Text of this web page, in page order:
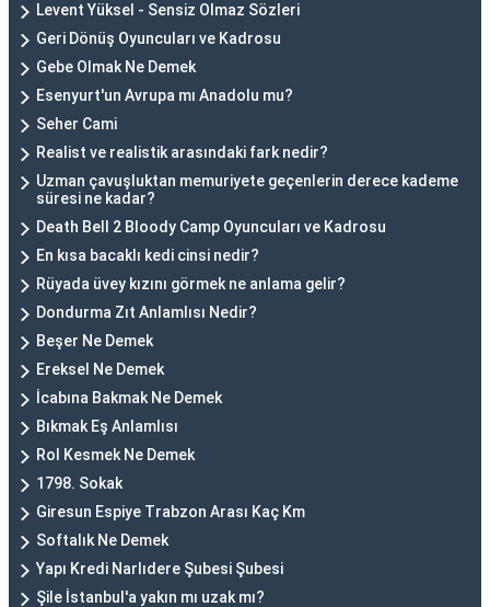
Levent Yüksel - Sensiz Olmaz Sözleri
Geri Dönüş Oyuncuları ve Kadrosu
Gebe Olmak Ne Demek
Esenyurt'un Avrupa mı Anadolu mu?
Seher Cami
Realist ve realistik arasındaki fark nedir?
Uzman çavuşluktan memuriyete geçenlerin derece kademe
süresi ne kadar?
Death Bell 2 Bloody Camp Oyuncuları ve Kadrosu
En kısa bacaklı kedi cinsi nedir?
Rüyada üvey kızını görmek ne anlama gelir?
Dondurma Zıt Anlamlısı Nedir?
Beşer Ne Demek
Ereksel Ne Demek
İcabına Bakmak Ne Demek
Bıkmak Eş Anlamlısı
Rol Kesmek Ne Demek
1798. Sokak
Giresun Espiye Trabzon Arası Kaç Km
Softalık Ne Demek
Yapı Kredi Narlıdere Şubesi Şubesi
Şile İstanbul'a yakın mı uzak mı?